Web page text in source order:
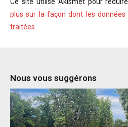
Ce site utilise Akismet pour
plus sur la façon dont les
traitées.
Nous vous suggérons